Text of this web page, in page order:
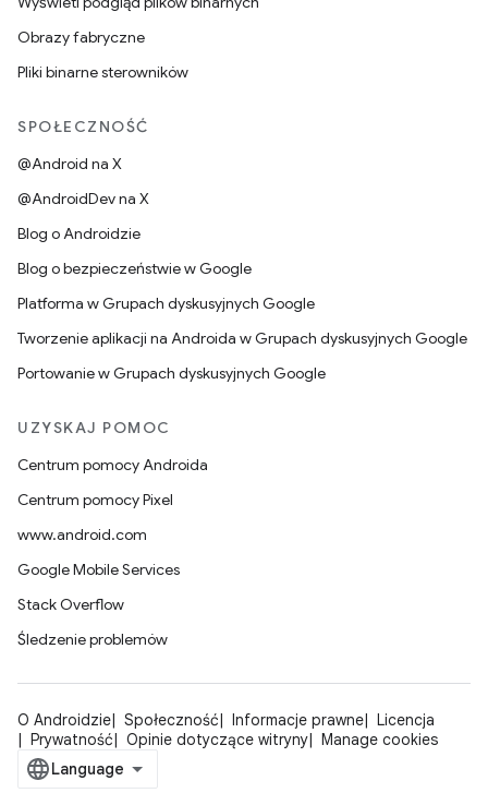
Obrazy fabryczne
Pliki binarne sterowników
SPOŁECZNOŚĆ
@Android na X
@AndroidDev na X
Blog o Androidzie
Blog o bezpieczeństwie w Google
Platforma w Grupach dyskusyjnych Google
Tworzenie aplikacji na Androida w Grupach dyskusyjnych Google
Portowanie w Grupach dyskusyjnych Google
UZYSKAJ POMOC
Centrum pomocy Androida
Centrum pomocy Pixel
www.android.com
Google Mobile Services
Stack Overflow
Śledzenie problemów
O Androidzie Społeczność Informacje prawne
Licencja
Prywatność
Opinie dotyczące witryny Manage cookies